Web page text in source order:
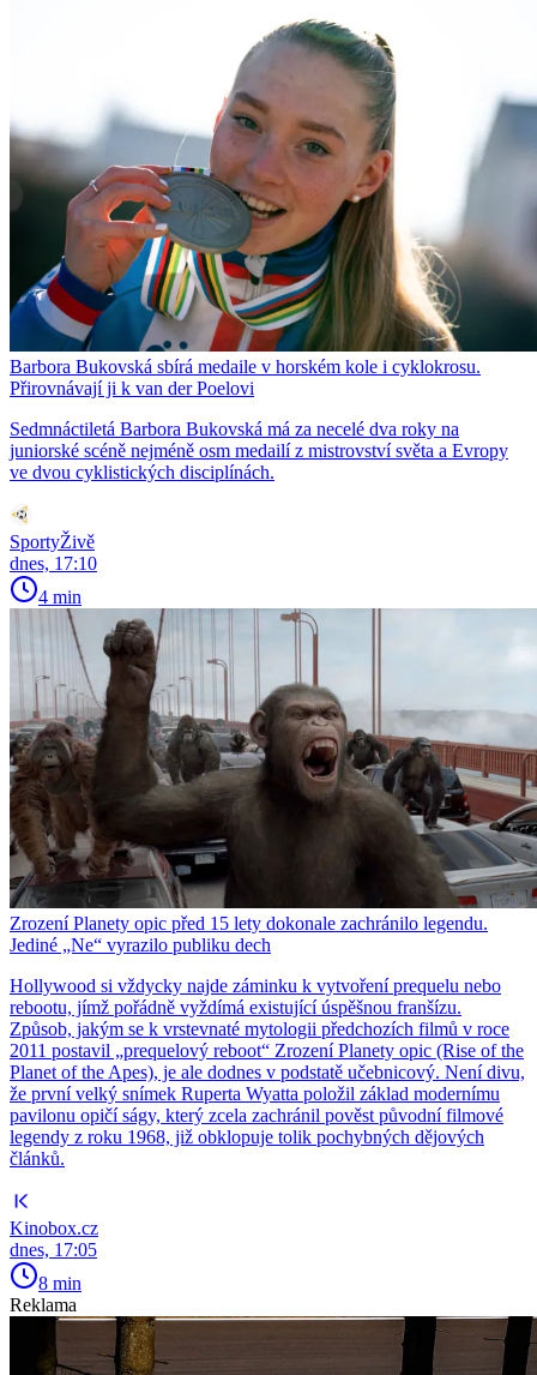
Barbora Bukovská sbírá medaile v horském kole i cyklokrosu.
Přirovnávají ji k van der Poelovi
Sedmnáctiletá Barbora Bukovská má za necelé dva roky na
juniorské scéně nejméně osm medailí z mistrovství světa a Evropy
ve dvou cyklistických disciplínách.
SportyŽivě
dnes, 17:10
4 min
Zrození Planety opic před 15 lety dokonale zachránilo legendu.
Jediné „Ne“ vyrazilo publiku dech
Hollywood si vždycky najde záminku k vytvoření prequelu nebo
rebootu, jímž pořádně vyždímá existující úspěšnou franšízu.
Způsob, jakým se k vrstevnaté mytologii předchozích filmů v roce
2011 postavil „prequelový reboot“ Zrození Planety opic (Rise of the
Planet of the Apes), je ale dodnes v podstatě učebnicový. Není divu,
že první velký snímek Ruperta Wyatta položil základ modernímu
pavilonu opičí ságy, který zcela zachránil pověst původní filmové
legendy z roku 1968, již obklopuje tolik pochybných dějových
článků.
Kinobox.cz
dnes, 17:05
8 min
Reklama